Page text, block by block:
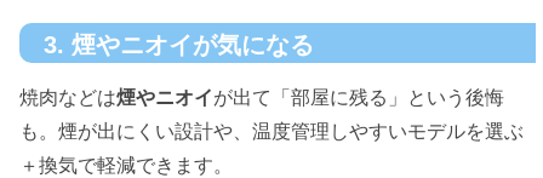
3. 煙やニオイが気になる
焼肉などは煙やニオイが出て「部屋に残る」という後悔
も。煙が出にくい設計や、温度管理しやすいモデルを選ぶ
＋換気で軽減できます。